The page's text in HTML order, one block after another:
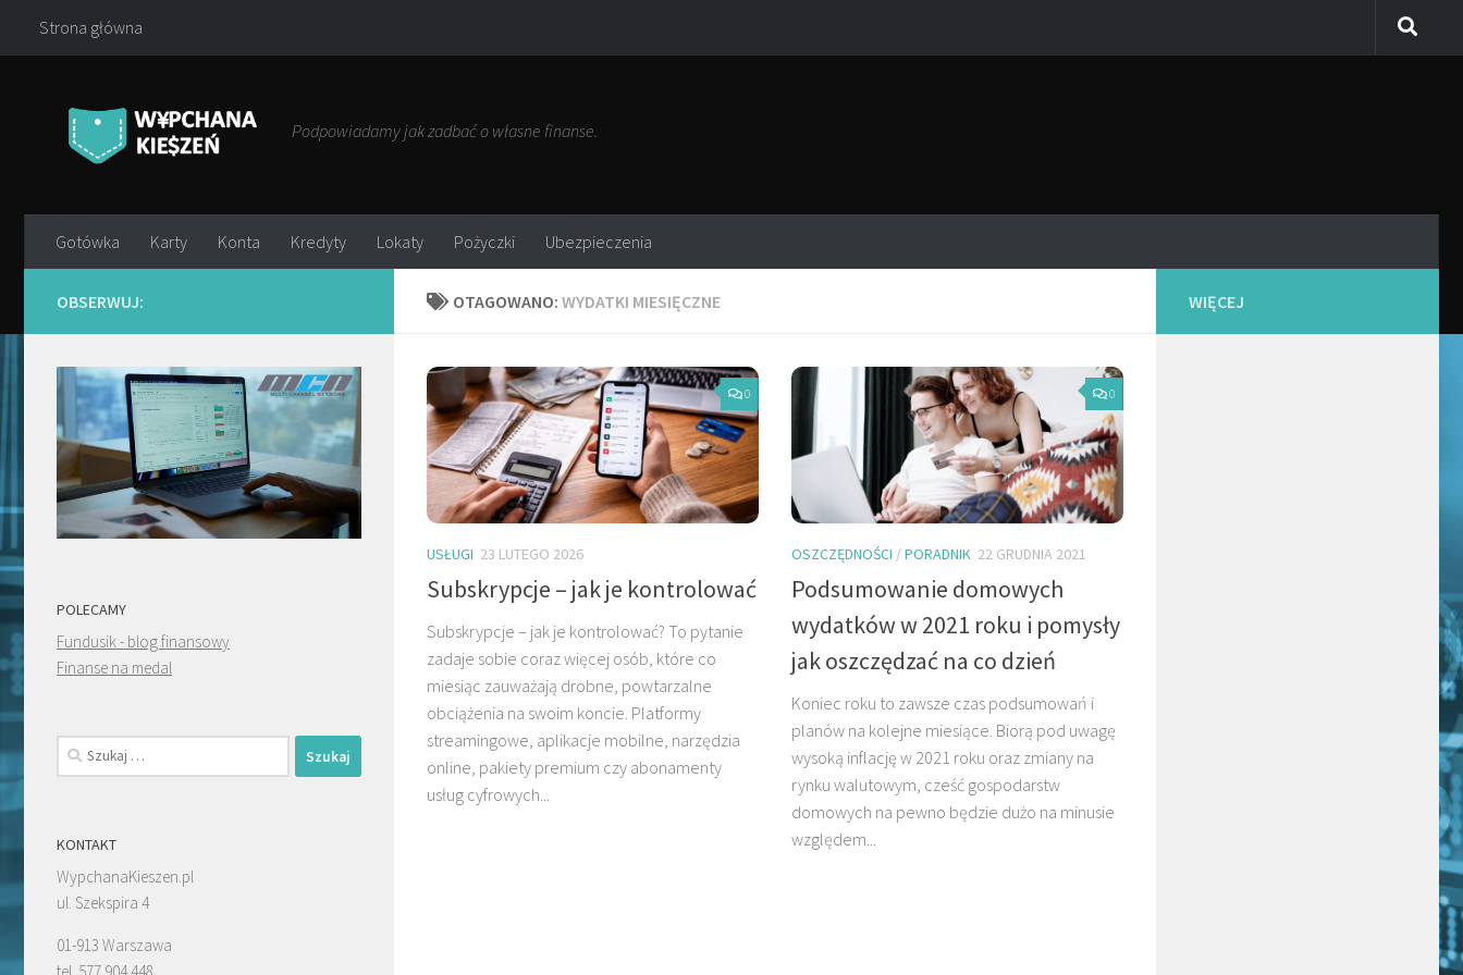
Przejdź do treści
Strona główna
Podpowiadamy jak zadbać o własne finanse.
Gotówka Karty Konta Kredyty Lokaty Pożyczki Ubezpieczenia
OTAGOWANO: WYDATKI MIESIĘCZNE
0
USŁUGI 23 LUTEGO 2026
Subskrypcje – jak je kontrolować
Subskrypcje – jak je kontrolować? To pytanie
zadaje sobie coraz więcej osób, które co
miesiąc zauważają drobne, powtarzalne
obciążenia na swoim koncie. Platformy
streamingowe, aplikacje mobilne, narzędzia
online, pakiety premium czy abonamenty
usług cyfrowych...
0
OSZCZĘDNOŚCI /PORADNIK 22 GRUDNIA 2021
Podsumowanie domowych
wydatków w 2021 roku i pomysły
jak oszczędzać na co dzień
Koniec roku to zawsze czas podsumowań i
planów na kolejne miesiące. Biorą pod uwagę
wysoką inflację w 2021 roku oraz zmiany na
rynku walutowym, cześć gospodarstw
domowych na pewno będzie dużo na minusie
względem...
OBSERWUJ:
POLECAMY
Fundusik - blog finansowy
Finanse na medal
Szukaj:
KONTAKT
WypchanaKieszen.pl
ul. Szekspira 4
01-913 Warszawa
WIĘCEJ